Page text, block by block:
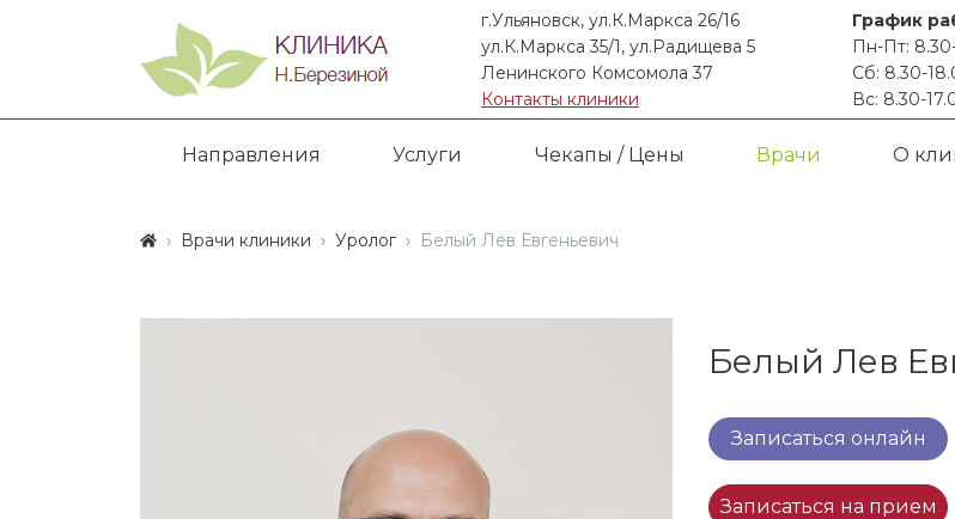
г.Ульяновск, ул.К.Маркса 26/16
ул.К.Маркса 35/1, ул.Радищева 5
Ленинского Комсомола 37
Контакты клиники
График
Пн-Пт:
Сб: 8.30-
Вс: 8.30-
Направления Услуги Чекапы / Цены Врачи О
Врачи клиники Уролог Белый Лев Евгеньевич
Белый Лев
Записаться онлайн
Записаться на прием